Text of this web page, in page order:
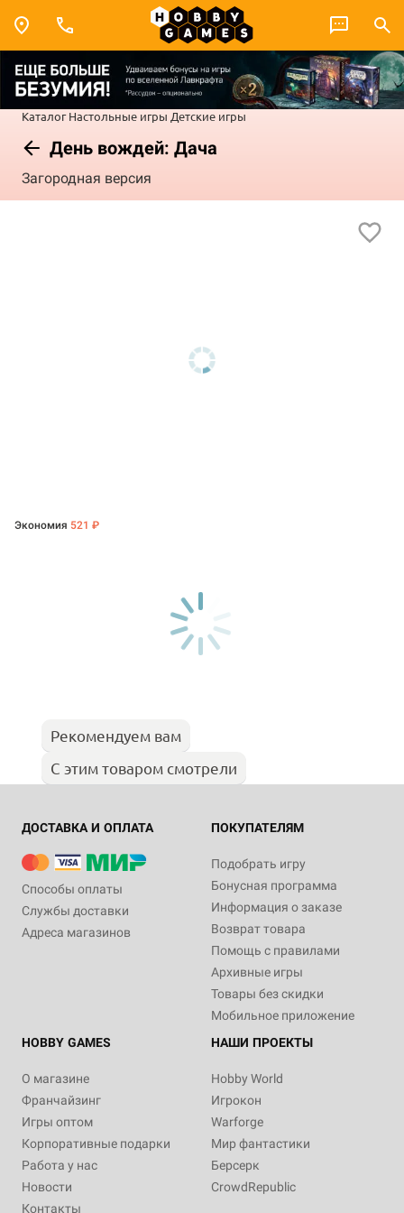
Каталог Настольные игры Детские игры
День вождей: Дача
Загородная версия
Экономия 521 ₽
Рекомендуем вам
С этим товаром смотрели
ДОСТАВКА И ОПЛАТА
Способы оплаты
Службы доставки
Адреса магазинов
ПОКУПАТЕЛЯМ
Подобрать игру
Бонусная программа
Информация о заказе
Возврат товара
Помощь с правилами
Архивные игры
Товары без скидки
Мобильное приложение
HOBBY GAMES
О магазине
Франчайзинг
Игры оптом
Корпоративные подарки
Работа у нас
Новости
Контакты
НАШИ ПРОЕКТЫ
Hobby World
Игрокон
Warforge
Мир фантастики
Берсерк
CrowdRepublic